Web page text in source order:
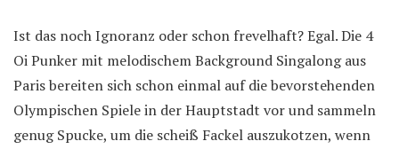
Ist das noch Ignoranz oder schon frevelhaft? Egal. Die 4
Oi Punker mit melodischem Background Singalong aus
Paris bereiten sich schon einmal auf die bevorstehenden
Olympischen Spiele in der Hauptstadt vor und sammeln
genug Spucke, um die scheiß Fackel auszukotzen, wenn